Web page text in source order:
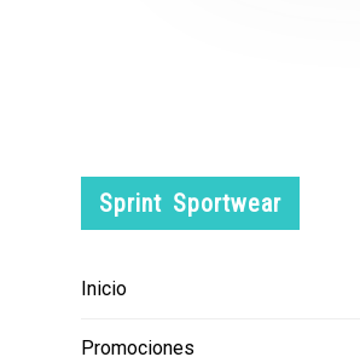
Sprint Sportwear
Inicio
Promociones